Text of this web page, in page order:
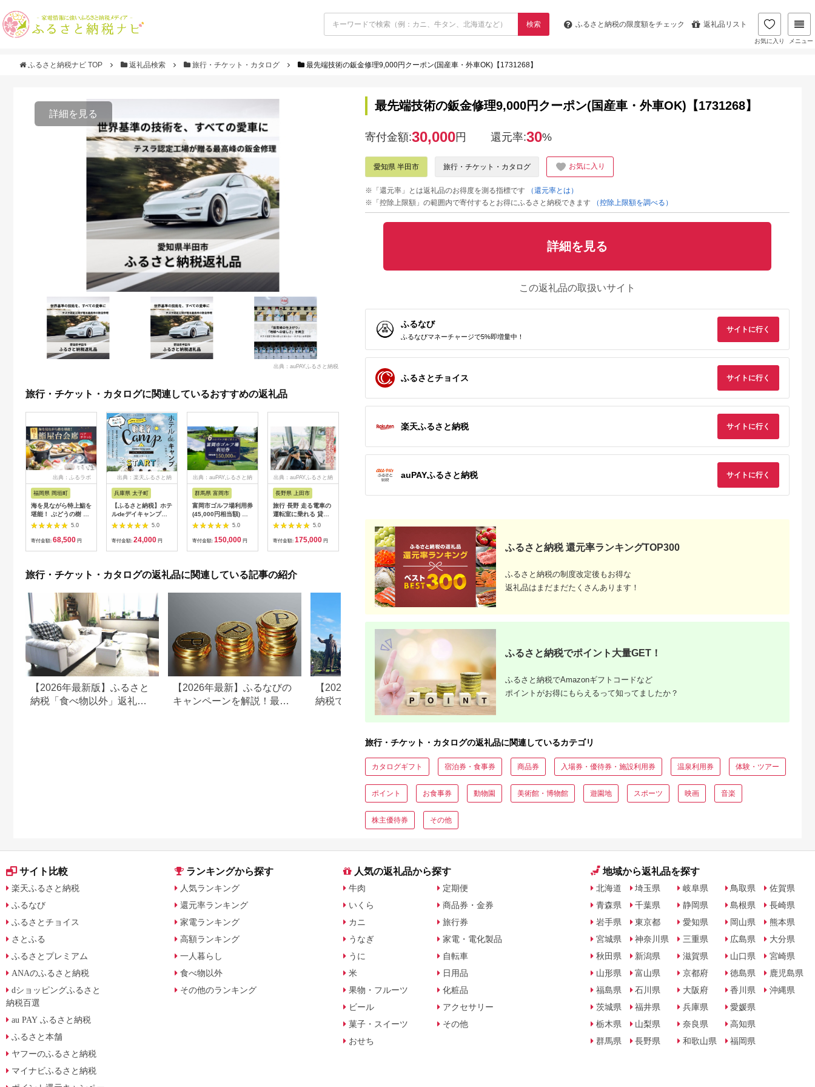
検索 ふるさと納税の限度額をチェック 返礼品リスト
お気に入り メニュー
ふるさと納税ナビ TOP 返礼品検索 旅行・チケット・カタログ 最先端技術の鈑金修理9,000円クーポン(国産車・外車OK)【1731268】
詳細を見る
出典：auPAYふるさと納税
旅行・チケット・カタログに関連しているおすすめの返礼品
出典：ふるラボ
福岡県 岡垣町
海を見ながら特上鮨を
堪能！ ぶどうの樹 鮨
屋台ペア お食事券 海
鮮 海 屋台 食事 ペア
福岡県 岡垣町
5.0
寄付金額: 68,500 円
出典：楽天ふるさと納
兵庫県 太子町
【ふるさと納税】ホテ
ルdeデイキャンプ体
験チケット
【1364991】
5.0
寄付金額: 24,000 円
出典：auPAYふるさと納
群馬県 富岡市
富岡市ゴルフ場利用券
(45,000円相当額) ゴ
ルフ チケット 平日 土
日 祝日 プレー券 関東
群馬県 首都圏 F20E-
5.0
寄付金額: 150,000 円
出典：auPAYふるさと納
長野県 上田市
旅行 長野 走る電車の
運転室に乗れる 貸切
列車でお仕事体験 体
験 チケット 電車 鉄道
列車 サービス 子供 子
5.0
寄付金額: 175,000 円
出典：dショッピングふ
5.0
500,000
出典：auPAYふるさと納
1泊2日2食付き(1名様
【1044937】
5.0
30,000円
和風おかず おつまみ
お歳暮 食品 敬老の日
だわり 大磯グルメ 】
出典：ふるラボ
出典：auPAYふるさと
旅行・チケット・カタログの返礼品に関連している記事の紹介
【2026年最新版】ふるさと
納税「食べ物以外」返礼品
【2026年最新】ふるなびの
キャンペーンを解説！最大
【2026年最新版】ふるさと
納税でディズニー返礼品は
もらえる？ホテル・チケッ
ふるさと納税、年収いくら
で30万円寄付できる？おす
すめ返礼品も紹介
最先端技術の鈑金修理9,000円クーポン(国産車・外車OK)【1731268】
寄付金額:30,000円 還元率:30%
愛知県 半田市 旅行・チケット・カタログ お気に入り
※「還元率」とは返礼品のお得度を測る指標です
（還元率とは）
※「控除上限額」の範囲内で寄付するとお得にふるさと納税できます
（控除上限額を調べる）
詳細を見る
この返礼品の取扱いサイト
ふるなび
ふるなびマネーチャージで5%即増量中！
サイトに行く
ふるさとチョイス サイトに行く
楽天ふるさと納税 サイトに行く
auPAYふるさと納税 サイトに行く
ふるさと納税 還元率ランキングTOP300
ふるさと納税の制度改定後もお得な
返礼品はまだまだたくさんあります！
ふるさと納税でポイント大量GET！
ふるさと納税でAmazonギフトコードなど
ポイントがお得にもらえるって知ってましたか？
旅行・チケット・カタログの返礼品に関連しているカテゴリ
カタログギフト 宿泊券・食事券 商品券 入場券・優待券・施設利用券 温泉利用券 体験・ツアー
ポイント お食事券 動物園 美術館・博物館 遊園地 スポーツ 映画 音楽
株主優待券 その他
サイト比較
楽天ふるさと納税
ふるなび
ふるさとチョイス
さとふる
ふるさとプレミアム
ANAのふるさと納税
dショッピングふるさと
納税百選
au PAY ふるさと納税
ふるさと本舗
ヤフーのふるさと納税
マイナビふるさと納税
ランキングから探す
人気ランキング
還元率ランキング
家電ランキング
高額ランキング
一人暮らし
食べ物以外
その他のランキング
人気の返礼品から探す
牛肉
いくら
カニ
うなぎ
うに
米
果物・フルーツ
ビール
菓子・スイーツ
おせち
定期便
商品券・金券
旅行券
家電・電化製品
自転車
日用品
化粧品
アクセサリー
その他
地域から返礼品を探す
北海道
青森県
岩手県
宮城県
秋田県
山形県
福島県
茨城県
栃木県
群馬県
埼玉県
千葉県
東京都
神奈川県
新潟県
富山県
石川県
福井県
山梨県
長野県
岐阜県
静岡県
愛知県
三重県
滋賀県
京都府
大阪府
兵庫県
奈良県
和歌山県
鳥取県
島根県
岡山県
広島県
山口県
徳島県
香川県
愛媛県
高知県
福岡県
佐賀県
長崎県
熊本県
大分県
宮崎県
鹿児島県
沖縄県